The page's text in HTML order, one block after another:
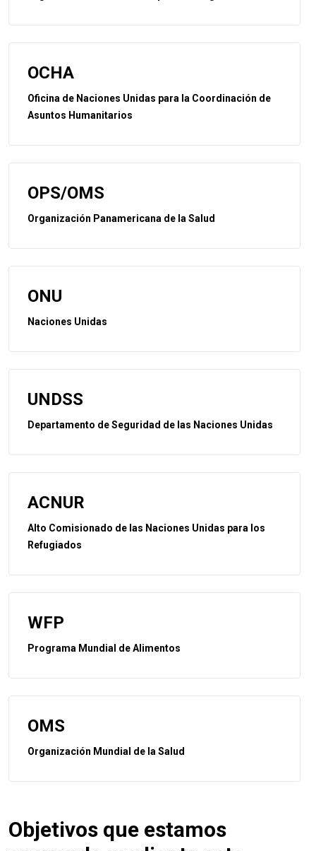
OCHA
Oficina de Naciones Unidas para la Coordinación de
Asuntos Humanitarios
OPS/OMS
Organización Panamericana de la Salud
ONU
Naciones Unidas
UNDSS
Departamento de Seguridad de las Naciones Unidas
ACNUR
Alto Comisionado de las Naciones Unidas para los
Refugiados
WFP
Programa Mundial de Alimentos
OMS
Organización Mundial de la Salud
Objetivos que estamos